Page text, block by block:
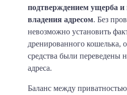
подтверждением ущерба
владения адресом. Без
невозможно установить
дренированного кошелька,
средства были переведены
адреса.
Баланс между